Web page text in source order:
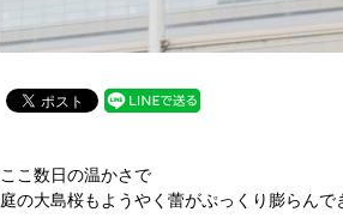
ここ数日の温かさで
庭の大島桜もようやく蕾がぷっくり膨らんで